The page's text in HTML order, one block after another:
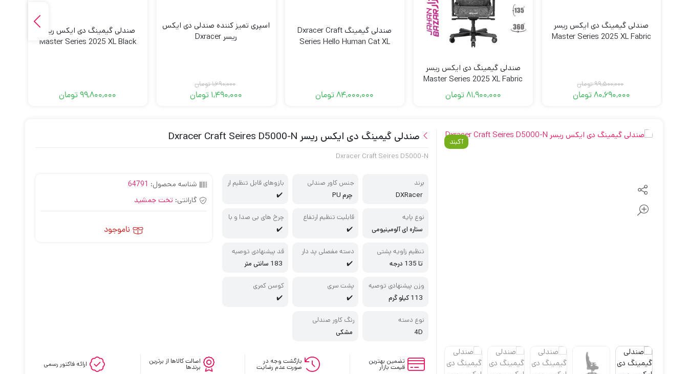
صندلی گیمینگ دی ایکس ریسر
Master Series 2025 XL Fabric
99,500,000تومان
بود.
80,690,000تومان
صندلی گیمینگ دی ایکس ریسر
Master Series 2025 XL Fabric
Gray
81,900,000تومان
صندلی گیمینگ Dxracer Craft
Series Hello Human Cat XL
84,000,000تومان
اسپری تمیز کننده صندلی دی ایکس
ریسر Dxracer
1,690,000تومان
بود.
1,490,000 تومان
صندلی گیمینگ دی ایکس ریسر
Master Series 2025 XL Black
99,800,000تومان
آکبند صندلی گیمینگ دی ایکس ریسر Dxracer Craft Seires D5000-N
Dxracer Craft Seires D5000-N
برند
DXRacer
جنس کاور صندلی
چرم PU
بازوهای قابل تنظیم ار
تفاع
✔️
نوع پایه
ستاره ای آلومینیومی
قابلیت تنظیم ارتفاع
✔️
چرخ های بی صدا و با
دوام
✔️
تنظیم زاویه پشتی
تا 135 درجه
دسته مفصلی پد دار
✔️
قد پیشنهادی توصیه
شده
183 سانتی متر
وزن پیشنهادی توصیه
شده
113 کیلو گرم
پشت سری
✔️
کوسن کمری
✔️
نوع دسته
4D
رنگ کاور صندلی
مشکی
شناسه محصول: 64791
گارانتی: تخت جمشید
ناموجود
تضمین بهترین
قیمت بازار
بازگشت وجه در
صورت عدم رضایت
اصالت کالاها از برترین
برندها ارائه فاکتور رسمی